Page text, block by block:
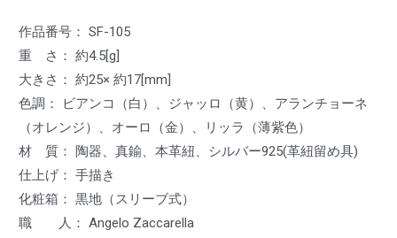
作品番号： SF-105
重 さ： 約4.5[g]
大きさ： 約25× 約17[mm]
色調： ビアンコ（白）、ジャッロ（黄）、アランチョーネ
（オレンジ）、オーロ（金）、リッラ（薄紫色）
材 質： 陶器、真鍮、本革紐、シルバー925(革紐留め具)
仕上げ： 手描き
化粧箱： 黒地（スリーブ式）
職 人： Angelo Zaccarella